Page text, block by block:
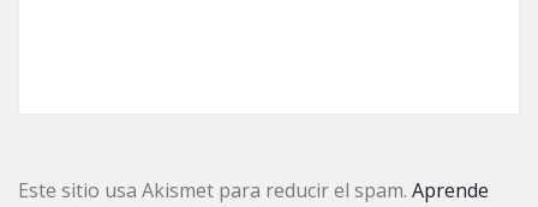
Este sitio usa Akismet para reducir el spam. Aprende